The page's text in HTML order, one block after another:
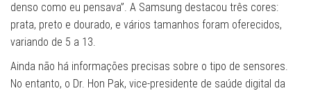
denso como eu pensava”. A Samsung destacou três cores:
prata, preto e dourado, e vários tamanhos foram oferecidos,
variando de 5 a 13.
Ainda não há informações precisas sobre o tipo de sensores.
No entanto, o Dr. Hon Pak, vice-presidente de saúde digital da